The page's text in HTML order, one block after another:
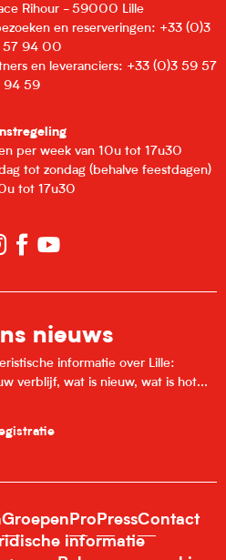
Rihour - 59000 Lille
en reserveringen: +33 (0)3
57 94 00
en leveranciers: +33 (0)3 59 57
94 59
per week van 10u tot 17u30
tot zondag (behalve feestdagen)
tot 17u30
nieuws
informatie over Lille:
verblijf, wat is nieuw, wat is hot...
Groepen Pro PressContact
informatie